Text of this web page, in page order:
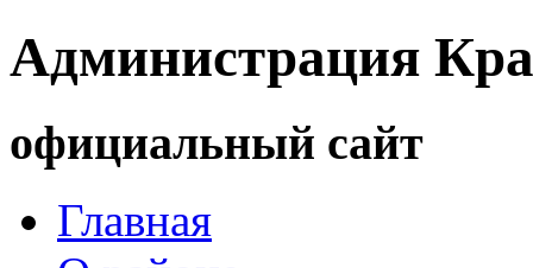
Администрация
официальный сайт
Главная